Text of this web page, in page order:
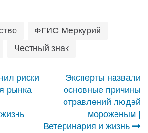
ФГИС Меркурий
Честный знак
риски
рынка
Эксперты назвали
основные причины
отравлений людей
мороженым |
Ветеринария и жизнь